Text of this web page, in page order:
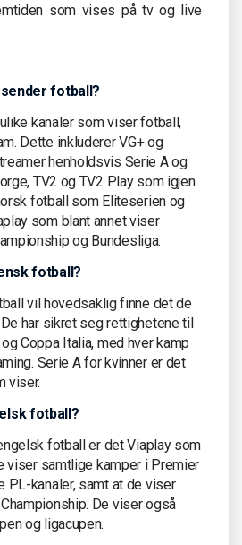
som vises på tv og live
fotball?
kanaler som viser fotball,
Dette inkluderer VG+ og
henholdsvis Serie A og
TV2 og TV2 Play som igjen
fotball som Eliteserien og
som blant annet viser
og Bundesliga.
fotball?
vil hovedsaklig finne det de
har sikret seg rettighetene til
Coppa Italia, med hver kamp
Serie A for kvinner er det
viser.
fotball?
fotball er det Viaplay som
viser samtlige kamper i Premier
PL-kanaler, samt at de viser
De viser også
og ligacupen.